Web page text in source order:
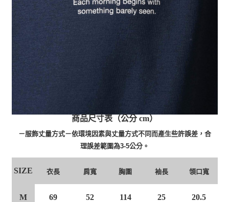
商品尺寸表（公分 cm）
－服飾丈量方式－依環境因素與丈量方式不同而產生些許誤差，合
理誤差範圍為3-5公分。
SIZE 衣長 肩寬 胸圍 袖長 領口寬
M 69 52 114 25 20.5